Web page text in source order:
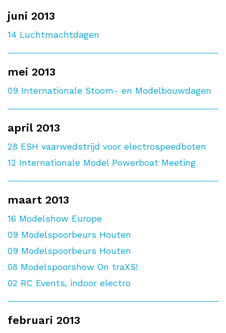
juni 2013
14 Luchtmachtdagen
mei 2013
09 Internationale Stoom- en Modelbouwdagen
april 2013
28 ESH vaarwedstrijd voor electrospeedboten
12 Internationale Model Powerboat Meeting
maart 2013
16 Modelshow Europe
09 Modelspoorbeurs Houten
09 Modelspoorbeurs Houten
08 Modelspoorshow On traXS!
02 RC Events, indoor electro
februari 2013